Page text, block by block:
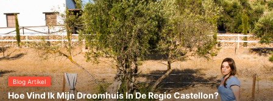
Blog Artikel
Hoe Vind Ik Mijn Droomhuis In De Regio Castellon?